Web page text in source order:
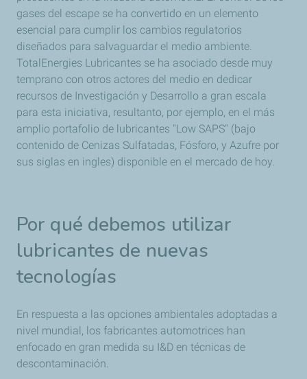
gases del escape se ha convertido en un elemento
esencial para cumplir los cambios regulatorios
diseñados para salvaguardar el medio ambiente.
TotalEnergies Lubricantes se ha asociado desde muy
temprano con otros actores del medio en dedicar
recursos de Investigación y Desarrollo a gran escala
para esta iniciativa, resultanto, por ejemplo, en el más
amplio portafolio de lubricantes "Low SAPS" (bajo
contenido de Cenizas Sulfatadas, Fósforo, y Azufre por
sus siglas en ingles) disponible en el mercado de hoy.
Por qué debemos utilizar
lubricantes de nuevas
tecnologías
En respuesta a las opciones ambientales adoptadas a
nivel mundial, los fabricantes automotrices han
enfocado en gran medida su I&D en técnicas de
descontaminación.